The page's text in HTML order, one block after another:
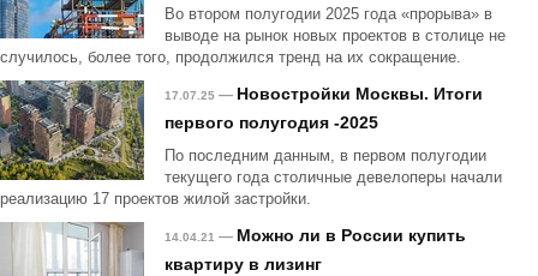
Во втором полугодии 2025 года «прорыва» в
выводе на рынок новых проектов в столице не
случилось, более того, продолжился тренд на их сокращение.
17.07.25 — Новостройки Москвы. Итоги
первого полугодия -2025
По последним данным, в первом полугодии
текущего года столичные девелоперы начали
реализацию 17 проектов жилой застройки.
14.04.21 — Можно ли в России купить
квартиру в лизинг